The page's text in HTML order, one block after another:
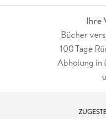
Ihre
Bücher
100 Tage
Abholung in